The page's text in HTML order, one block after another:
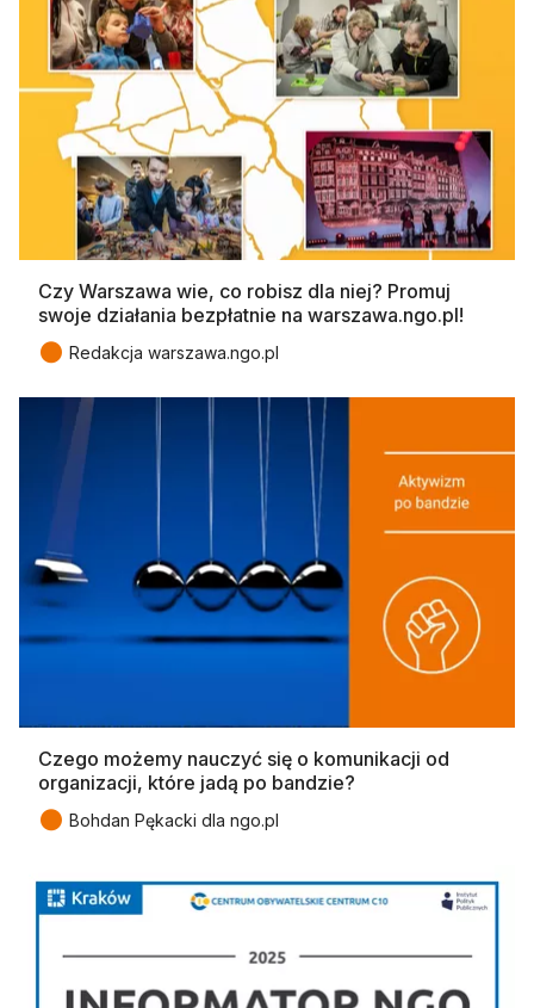
Czy Warszawa wie, co robisz dla niej? Promuj
swoje działania bezpłatnie na warszawa.ngo.pl!
● Redakcja warszawa.ngo.pl
Czego możemy nauczyć się o komunikacji od
organizacji, które jadą po bandzie?
● Bohdan Pękacki dla ngo.pl